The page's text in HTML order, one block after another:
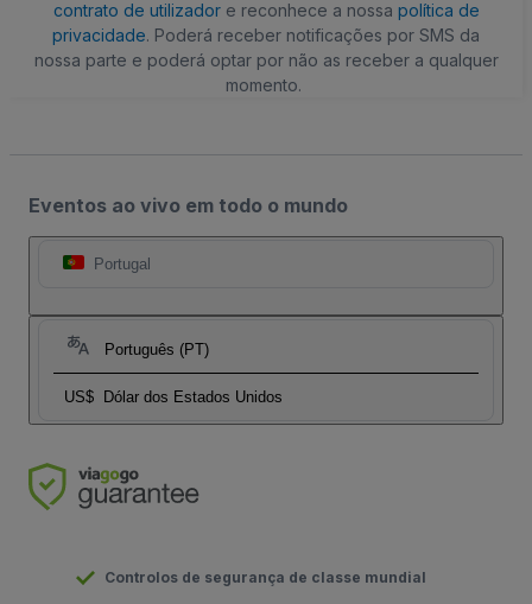
contrato de utilizadore reconhece a nossa política de
privacidade. Poderá receber notificações por SMS da
nossa parte e poderá optar por não as receber a qualquer
momento.
Eventos ao vivo em todo o mundo
Portugal
Português (PT)
US$ Dólar dos Estados Unidos
Controlos de segurança de classe mundial